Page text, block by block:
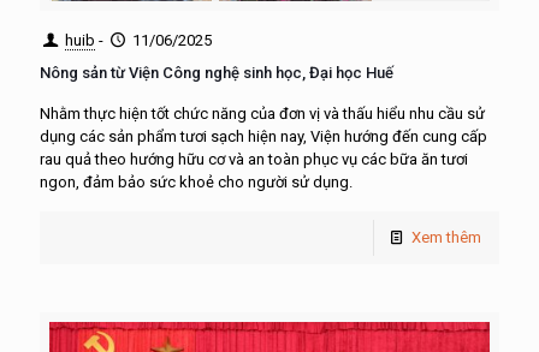
huib -
11/06/2025
Nông sản từ Viện Công nghệ sinh học, Đại học Huế
Nhằm thực hiện tốt chức năng của đơn vị và thấu hiểu nhu cầu sử
dụng các sản phẩm tươi sạch hiện nay, Viện hướng đến cung cấp
rau quả theo hướng hữu cơ và an toàn phục vụ các bữa ăn tươi
ngon, đảm bảo sức khoẻ cho người sử dụng.
Xem thêm